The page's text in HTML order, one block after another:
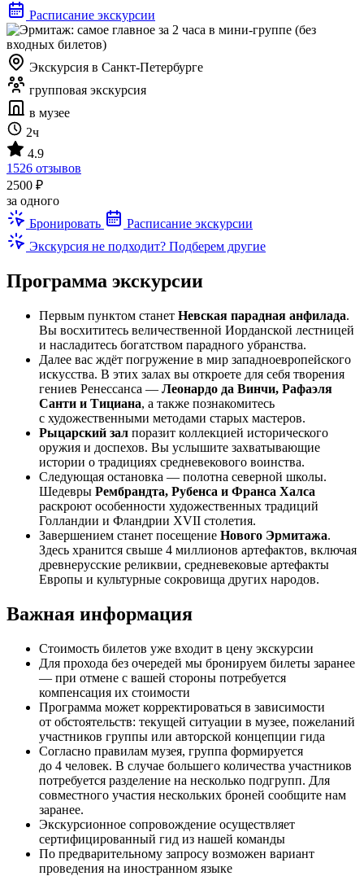
Расписание экскурсии
Экскурсия в Санкт-Петербурге
групповая экскурсия
в музее
2ч
4.9
1526 отзывов
2500 ₽
за одного
Бронировать
Расписание экскурсии
Экскурсия не подходит? Подберем другие
Программа экскурсии
Первым пунктом станет Невская парадная анфилада.
Вы восхититесь величественной Иорданской лестницей
и насладитесь богатством парадного убранства.
Далее вас ждёт погружение в мир западноевропейского
искусства. В этих залах вы откроете для себя творения
гениев Ренессанса — Леонардо да Винчи, Рафаэля
Санти и Тициана, а также познакомитесь
с художественными методами старых мастеров.
Рыцарский зал поразит коллекцией исторического
оружия и доспехов. Вы услышите захватывающие
истории о традициях средневекового воинства.
Следующая остановка — полотна северной школы.
Шедевры Рембрандта, Рубенса и Франса Халса
раскроют особенности художественных традиций
Голландии и Фландрии XVII столетия.
Завершением станет посещение Нового Эрмитажа.
Здесь хранится свыше 4 миллионов артефактов, включая
древнерусские реликвии, средневековые артефакты
Европы и культурные сокровища других народов.
Важная информация
Стоимость билетов уже входит в цену экскурсии
Для прохода без очередей мы бронируем билеты заранее
— при отмене с вашей стороны потребуется
компенсация их стоимости
Программа может корректироваться в зависимости
от обстоятельств: текущей ситуации в музее, пожеланий
участников группы или авторской концепции гида
Согласно правилам музея, группа формируется
до 4 человек. В случае большего количества участников
потребуется разделение на несколько подгрупп. Для
совместного участия нескольких броней сообщите нам
заранее.
Экскурсионное сопровождение осуществляет
сертифицированный гид из нашей команды
По предварительному запросу возможен вариант
проведения на иностранном языке